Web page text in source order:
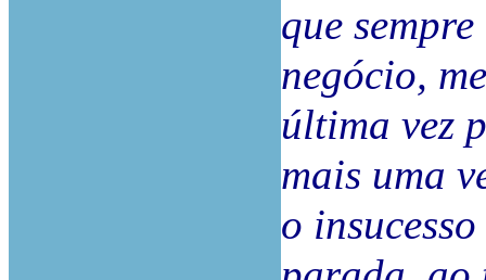
que
negócio,
última vez
mais uma
o